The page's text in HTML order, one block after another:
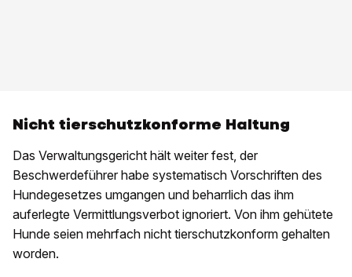
Nicht tierschutzkonforme Haltung
Das Verwaltungsgericht hält weiter fest, der
Beschwerdeführer habe systematisch Vorschriften des
Hundegesetzes umgangen und beharrlich das ihm
auferlegte Vermittlungsverbot ignoriert. Von ihm gehütete
Hunde seien mehrfach nicht tierschutzkonform gehalten
worden.